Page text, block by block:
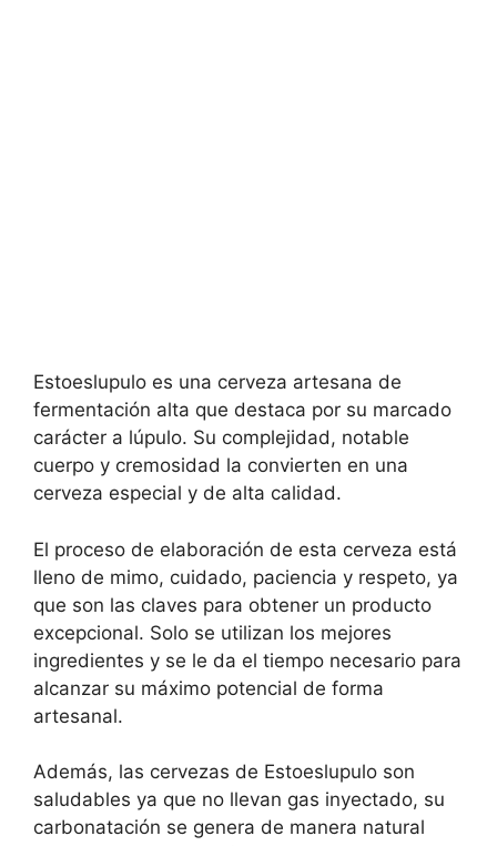
Estoeslupulo es una cerveza artesana de
fermentación alta que destaca por su marcado
carácter a lúpulo. Su complejidad, notable
cuerpo y cremosidad la convierten en una
cerveza especial y de alta calidad.
El proceso de elaboración de esta cerveza está
lleno de mimo, cuidado, paciencia y respeto, ya
que son las claves para obtener un producto
excepcional. Solo se utilizan los mejores
ingredientes y se le da el tiempo necesario para
alcanzar su máximo potencial de forma
artesanal.
Además, las cervezas de Estoeslupulo son
saludables ya que no llevan gas inyectado, su
carbonatación se genera de manera natural